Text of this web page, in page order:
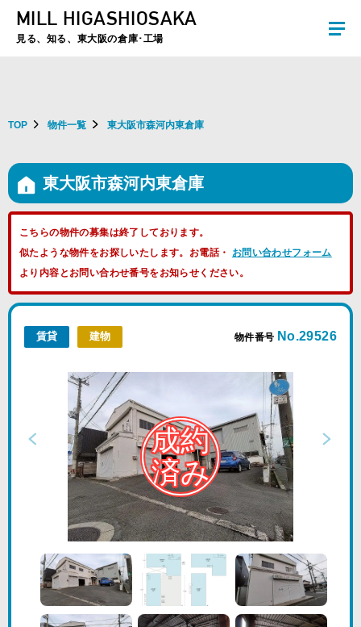
夏季休暇のお知らせ：2026年8月8日(土)～8月16日(日)まで休業とさせていた
MILL HIGASHIOSAKA
見る、知る、東大阪の倉庫･工場
TOP 物件一覧 東大阪市森河内東倉庫
東大阪市森河内東倉庫
こちらの物件の募集は終了しております。
似たような物件をお探しいたします。お電話・ お問い合わせフォーム
より内容とお問い合わせ番号をお知らせください。
賃貸 建物 物件番号 No.29526